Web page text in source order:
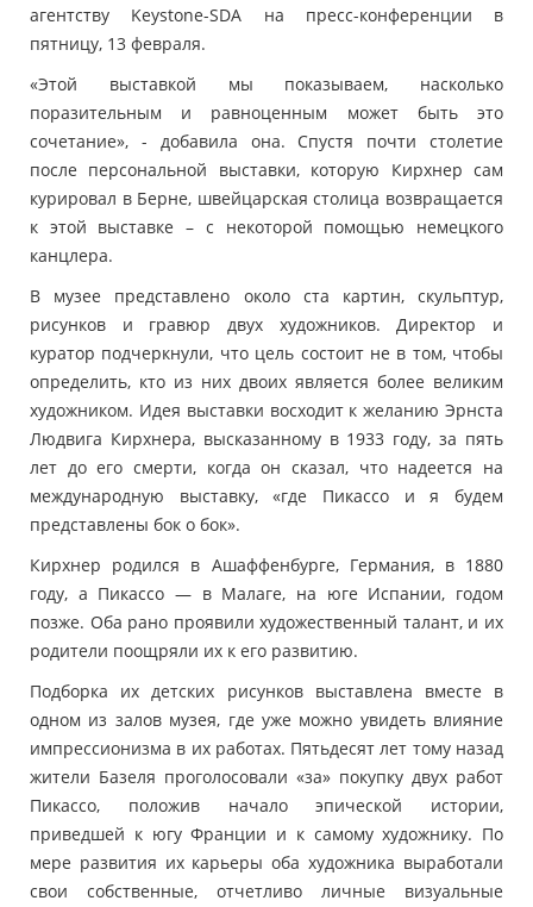
агентству Keystone-SDA на пресс-конференции в
пятницу, 13 февраля.
«Этой выставкой мы показываем, насколько
поразительным и равноценным может быть это
сочетание», - добавила она. Спустя почти столетие
после персональной выставки, которую Кирхнер сам
курировал в Берне, швейцарская столица возвращается
к этой выставке – с некоторой помощью немецкого
канцлера.
В музее представлено около ста картин, скульптур,
рисунков и гравюр двух художников. Директор и
куратор подчеркнули, что цель состоит не в том, чтобы
определить, кто из них двоих является более великим
художником. Идея выставки восходит к желанию Эрнста
Людвига Кирхнера, высказанному в 1933 году, за пять
лет до его смерти, когда он сказал, что надеется на
международную выставку, «где Пикассо и я будем
представлены бок о бок».
Кирхнер родился в Ашаффенбурге, Германия, в 1880
году, а Пикассо — в Малаге, на юге Испании, годом
позже. Оба рано проявили художественный талант, и их
родители поощряли их к его развитию.
Подборка их детских рисунков выставлена ​​вместе в
одном из залов музея, где уже можно увидеть влияние
импрессионизма в их работах. Пятьдесят лет тому назад
жители Базеля проголосовали «за» покупку двух работ
Пикассо, положив начало эпической истории,
приведшей к югу Франции и к самому художнику. По
мере развития их карьеры оба художника выработали
свои собственные, отчетливо личные визуальные